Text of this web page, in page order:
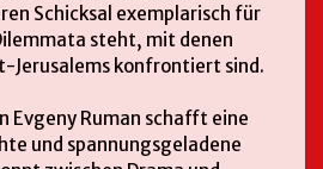
Schicksal exemplarisch für
steht, mit denen
Jerusalems konfrontiert sind.
Evgeny Ruman schafft eine
und spannungsgeladene